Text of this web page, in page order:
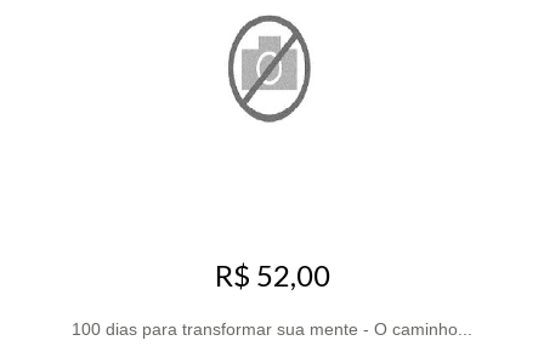
R$ 52,00
100 dias para transformar sua mente - O caminho...